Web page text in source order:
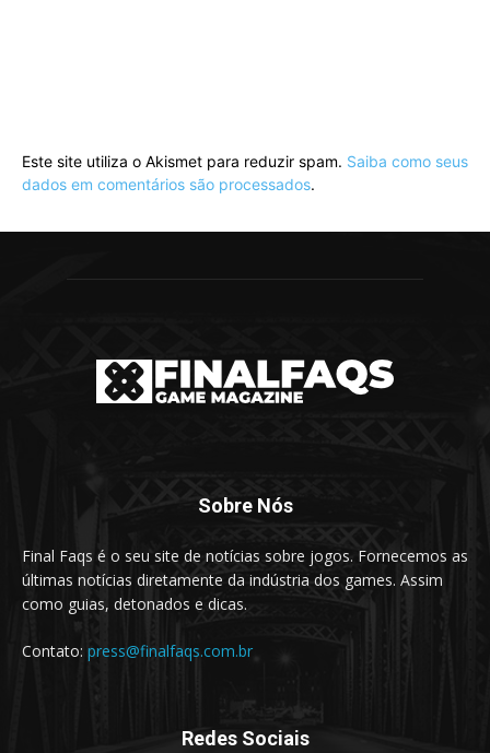
Este site utiliza o Akismet para reduzir spam. Saiba como seus
dados em comentários são processados.
Sobre Nós
Final Faqs é o seu site de notícias sobre jogos. Fornecemos as
últimas notícias diretamente da indústria dos games. Assim
como guias, detonados e dicas.
Contato: press@finalfaqs.com.br
Redes Sociais